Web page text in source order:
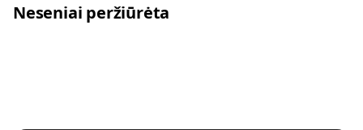
Neseniai peržiūrėta